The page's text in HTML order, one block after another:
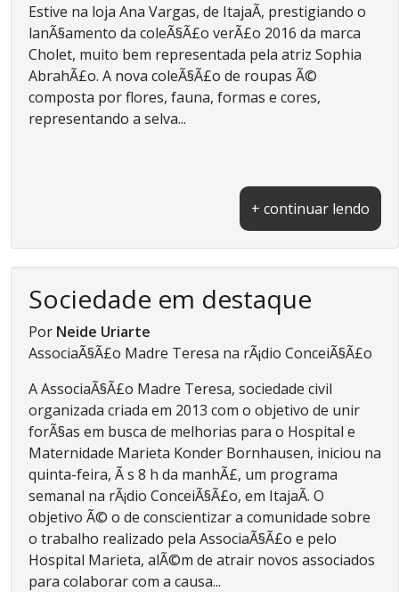
Estive na loja Ana Vargas, de ItajaÃ­, prestigiando o
lanÃ§amento da coleÃ§Ã£o verÃ£o 2016 da marca
Cholet, muito bem representada pela atriz Sophia
AbrahÃ£o. A nova coleÃ§Ã£o de roupas Ã©
composta por flores, fauna, formas e cores,
representando a selva...
+ continuar lendo
Sociedade em destaque
Por Neide Uriarte
AssociaÃ§Ã£o Madre Teresa na rÃ¡dio ConceiÃ§Ã£o
A AssociaÃ§Ã£o Madre Teresa, sociedade civil
organizada criada em 2013 com o objetivo de unir
forÃ§as em busca de melhorias para o Hospital e
Maternidade Marieta Konder Bornhausen, iniciou na
quinta-feira, Ã s 8 h da manhÃ£, um programa
semanal na rÃ¡dio ConceiÃ§Ã£o, em ItajaÃ­. O
objetivo Ã© o de conscientizar a comunidade sobre
o trabalho realizado pela AssociaÃ§Ã£o e pelo
Hospital Marieta, alÃ©m de atrair novos associados
para colaborar com a causa...